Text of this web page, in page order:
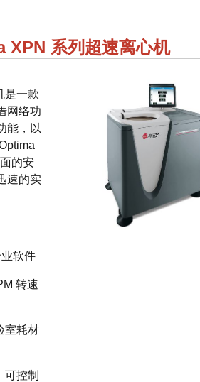
XPN 系列超速离心机
是一款
网络功
能，以
的安
速的实
软件
转速
室耗材
可控制